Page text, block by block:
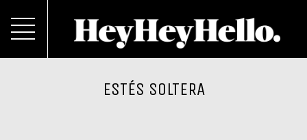
ESTÉS SOLTERA